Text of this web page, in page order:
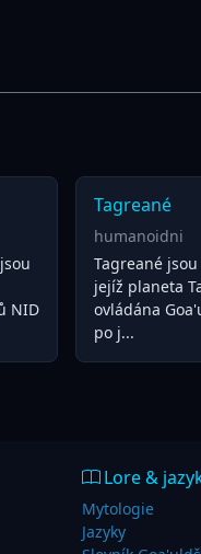
NID
Tagreané
humanoidni
Tagreané
jejíž planeta
ovládána
po j...
Lore &
Mytologie
Jazyky